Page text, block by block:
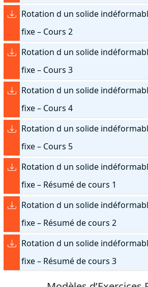
Rotation d un solide
fixe – Cours 2
Rotation d un solide
fixe – Cours 3
Rotation d un solide
fixe – Cours 4
Rotation d un solide
fixe – Cours 5
Rotation d un solide
fixe – Résumé de cours 1
Rotation d un solide
fixe – Résumé de cours 2
Rotation d un solide
fixe – Résumé de cours 3